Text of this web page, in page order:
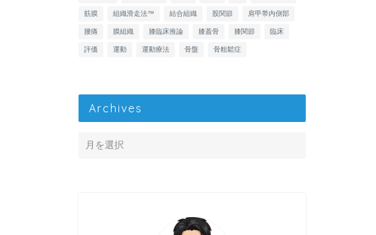
筋膜 組織滑走法™ 結合組織 股関節 肩甲帯内側部
腰痛 膜組織 膝臨床推論 膝蓋骨 膝関節 臨床
評価 運動 運動療法 骨盤 骨粗鬆症
Archives